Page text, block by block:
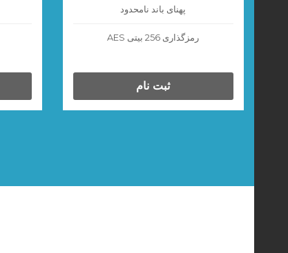
پهنای باند نامحدود
رمزگذاری 256 بیتی AES
ثبت نام